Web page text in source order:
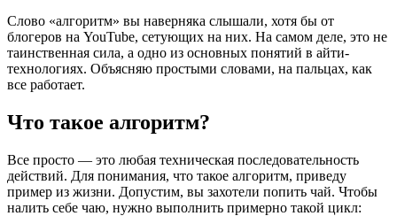
Слово «алгоритм» вы наверняка слышали, хотя бы от
блогеров на YouTube, сетующих на них. На самом деле, это не
таинственная сила, а одно из основных понятий в айти-
технологиях. Объясняю простыми словами, на пальцах, как
все работает.
Что такое алгоритм?
Все просто — это любая техническая последовательность
действий. Для понимания, что такое алгоритм, приведу
пример из жизни. Допустим, вы захотели попить чай. Чтобы
налить себе чаю, нужно выполнить примерно такой цикл: